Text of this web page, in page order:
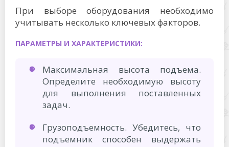
При выборе оборудования необходимо
учитывать несколько ключевых факторов.
ПАРАМЕТРЫ И ХАРАКТЕРИСТИКИ:
Максимальная высота подъема.
Определите необходимую высоту
для выполнения поставленных
задач.
Грузоподъемность. Убедитесь, что
подъемник способен выдержать